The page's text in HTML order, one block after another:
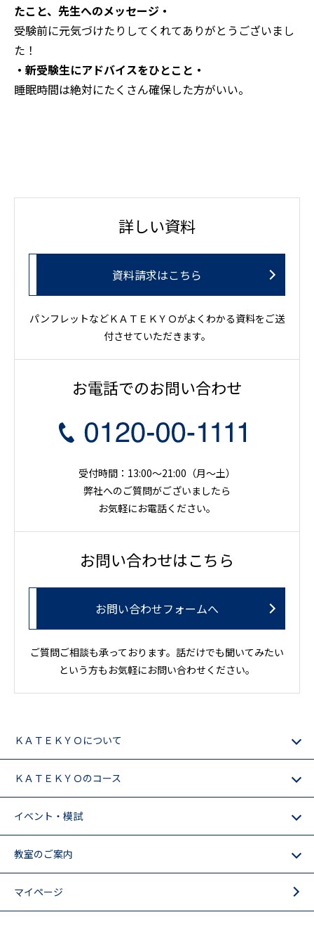
たこと、先生へのメッセージ・
受験前に元気づけたりしてくれてありがとうございまし
た！
・新受験生にアドバイスをひとこと・
睡眠時間は絶対にたくさん確保した方がいい。
詳しい資料
資料請求はこちら
パンフレットなどＫＡＴＥＫＹＯがよくわかる資料をご送
付させていただきます。
お電話でのお問い合わせ
受付時間：13:00～21:00（月〜土）
弊社へのご質問がございましたら
お気軽にお電話ください。
お問い合わせはこちら
お問い合わせフォームへ
ご質問ご相談も承っております。話だけでも聞いてみたい
という方もお気軽にお問い合わせください。
ＫＡＴＥＫＹＯについて
ＫＡＴＥＫＹＯのコース
イベント・模試
教室のご案内
マイページ